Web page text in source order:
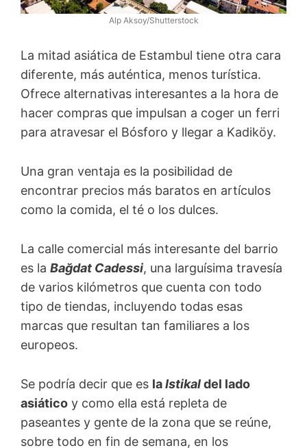
Alp Aksoy/Shutterstock
La mitad asiática de Estambul tiene otra cara
diferente, más auténtica, menos turística.
Ofrece alternativas interesantes a la hora de
hacer compras que impulsan a coger un ferri
para atravesar el Bósforo y llegar a Kadiköy.
Una gran ventaja es la posibilidad de
encontrar precios más baratos en artículos
como la comida, el té o los dulces.
La calle comercial más interesante del barrio
es la Bağdat Cadessi, una larguísima travesía
de varios kilómetros que cuenta con todo
tipo de tiendas, incluyendo todas esas
marcas que resultan tan familiares a los
europeos.
Se podría decir que es laIstikaldel lado
asiático y como ella está repleta de
paseantes y gente de la zona que se reúne,
sobre todo en fin de semana, en los